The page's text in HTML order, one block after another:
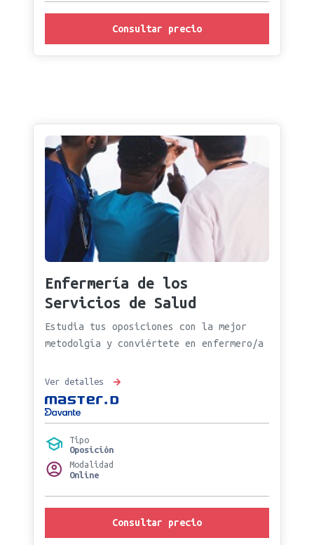
Consultar precio
Enfermería de los
Servicios de Salud
Estudia tus oposiciones con la mejor
metodolgía y conviértete en enfermero/a
Ver detalles
Tipo
Oposición
Modalidad
Online
Consultar precio